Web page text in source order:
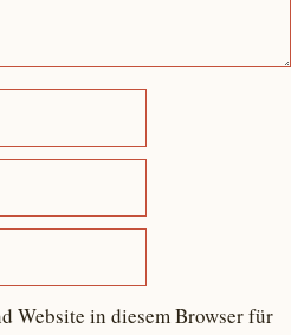
Website in diesem Browser für